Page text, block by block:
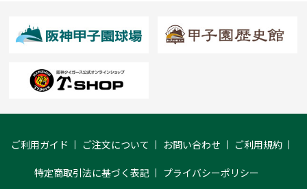
ご利用ガイド ご注文について お問い合わせ ご利用規約
特定商取引法に基づく表記 プライバシーポリシー